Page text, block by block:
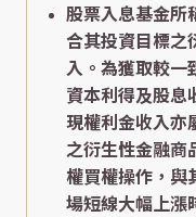
股票入息基金所
合其投資目標之
入。為獲取較一
資本利得及股息
現權利金收入亦
之衍生性金融商
權買權操作，與
場短線大幅上漲